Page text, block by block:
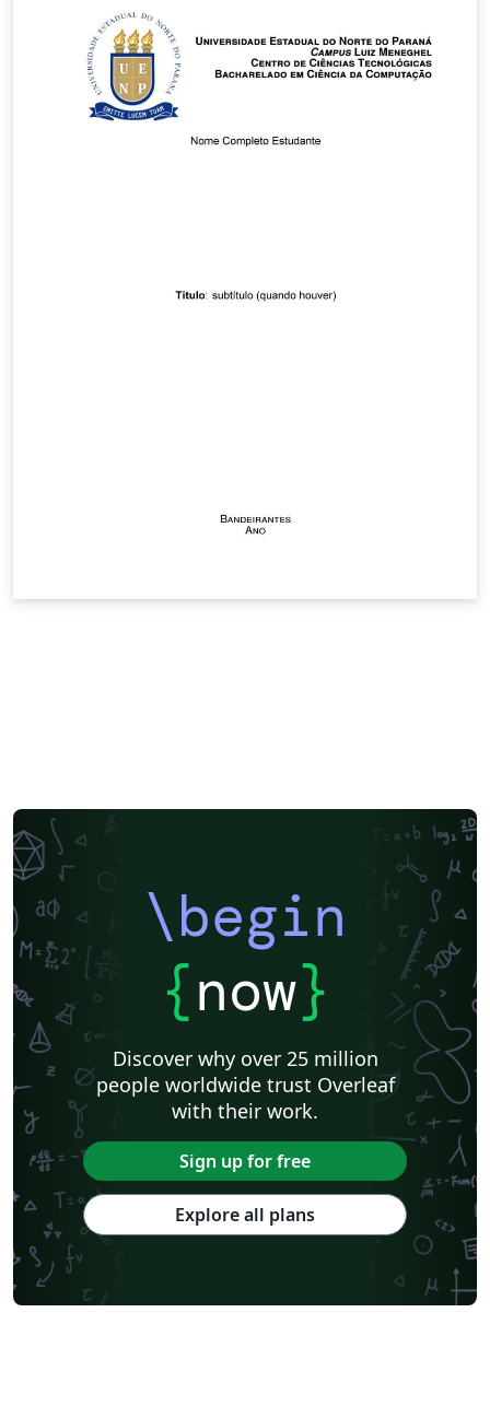
\begin
{now}
Discover why over 25 million
people worldwide trust Overleaf
with their work.
Sign up for free
Explore all plans